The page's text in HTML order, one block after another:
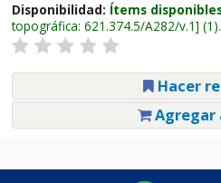
Disponibilidad: Ítems
topográfica: 621.374.5/A282/v.1 (1).
Hacer
Agregar